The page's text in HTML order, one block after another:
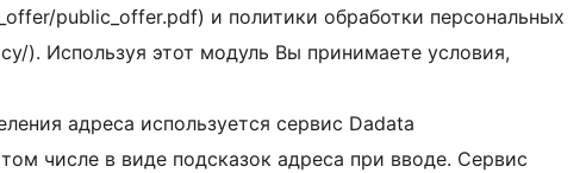
public_offer.pdf) и политики обработки персональных
). Используя этот модуль Вы принимаете условия,
адреса используется сервис Dadata
числе в виде подсказок адреса при вводе. Сервис